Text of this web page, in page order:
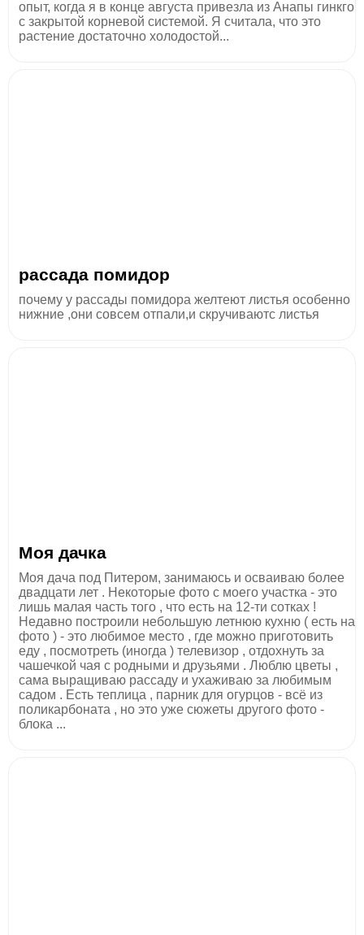
опыт, когда я в конце августа привезла из Анапы гинкго
с закрытой корневой системой. Я считала, что это
растение достаточно холодостой...
рассада помидор
почему у рассады помидора желтеют листья особенно
нижние ,они совсем отпали,и скручиваютс листья
Моя дачка
Моя дача под Питером, занимаюсь и осваиваю более
двадцати лет . Некоторые фото с моего участка - это
лишь малая часть того , что есть на 12-ти сотках !
Недавно построили небольшую летнюю кухню ( есть на
фото ) - это любимое место , где можно приготовить
еду , посмотреть (иногда ) телевизор , отдохнуть за
чашечкой чая с родными и друзьями . Люблю цветы ,
сама выращиваю рассаду и ухаживаю за любимым
садом . Есть теплица , парник для огурцов - всё из
поликарбоната , но это уже сюжеты другого фото -
блока ...